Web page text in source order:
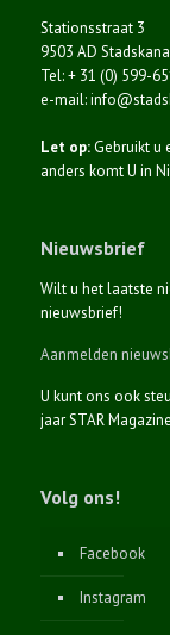
Stationsstraat 3
9503 AD
Tel: + 31 (0) 599-
e-mail:
Let op:Gebruikt u
anders komt U in
Nieuwsbrief
Wilt u het laatste
nieuwsbrief!
Aanmelden
U kunt ons ook
jaar STAR
Volg ons!
Facebook
Instagram